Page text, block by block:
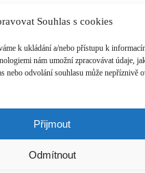
Souhlas s cookies
k ukládání a/nebo přístupu k
nám umožní zpracovávat údaje,
nebo odvolání souhlasu může nepříznivě
Přijmout
Odmítnout